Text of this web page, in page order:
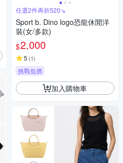
任選2件再折520↘
Sport b. Dino logo恐龍休閒洋
裝(女/多款)
$2,000
5 (1)
挑戰低價
加入購物車